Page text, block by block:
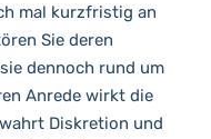
mal kurzfristig an
Sie deren
dennoch rund um
Anrede wirkt die
Diskretion und